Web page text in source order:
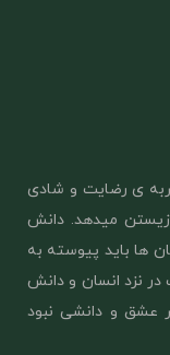
ی رضایت و شادی
میدهد. دانش
باید پیوسته به
نزد انسان و دانش
و دانشی نبود